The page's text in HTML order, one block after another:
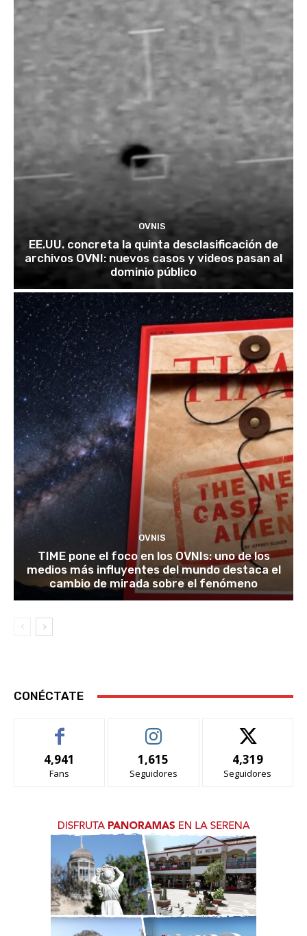
OVNIS
EE.UU. concreta la quinta desclasificación de
archivos OVNI: nuevos casos y videos pasan al
dominio público
OVNIS
TIME pone el foco en los OVNIs: uno de los
medios más influyentes del mundo destaca el
cambio de mirada sobre el fenómeno
CONÉCTATE
4,941
Fans
1,615
Seguidores
4,319
Seguidores